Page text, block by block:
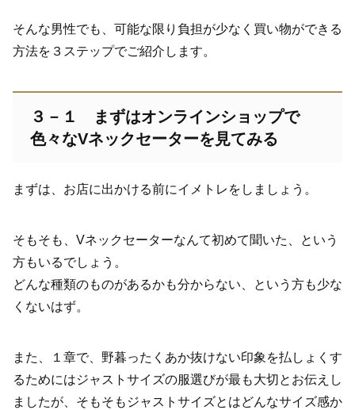
そんな男性でも、可能な限り負担が少なく買い物ができる
方法を３ステップでご紹介します。
３－１ まずはオンラインショップで
色々なVネックセーターを見てみる
まずは、お店に出かける前にイメトレをしましょう。
そもそも、Vネックセーターなんて初めて聞いた、という
方もいるでしょう。
どんな種類のものがあるかも分からない、という方も少な
くないはず。
また、１章で、野暮ったくあか抜けない印象を払しょくす
るためにはジャストサイズの服選びが最も大切とお伝えし
ましたが、そもそもジャストサイズとはどんなサイズ感か